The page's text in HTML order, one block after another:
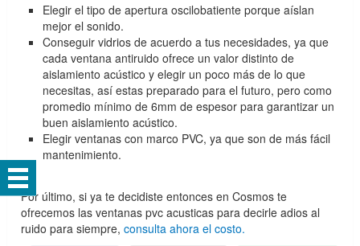
Elegir el tipo de apertura oscilobatiente porque aíslan
mejor el sonido.
Conseguir vidrios de acuerdo a tus necesidades, ya que
cada ventana antiruido ofrece un valor distinto de
aislamiento acústico y elegir un poco más de lo que
necesitas, así estas preparado para el futuro, pero como
promedio mínimo de 6mm de espesor para garantizar un
buen aislamiento acústico.
Elegir ventanas con marco PVC, ya que son de más fácil
mantenimiento.
Por último, si ya te decidiste entonces en Cosmos te
ofrecemos las ventanas pvc acusticas para decirle adios al
ruido para siempre,consulta ahora el costo.